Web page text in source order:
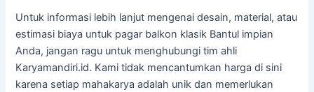
Untuk informasi lebih lanjut mengenai desain, material, atau
estimasi biaya untuk pagar balkon klasik Bantul impian
Anda, jangan ragu untuk menghubungi tim ahli
Karyamandiri.id. Kami tidak mencantumkan harga di sini
karena setiap mahakarya adalah unik dan memerlukan